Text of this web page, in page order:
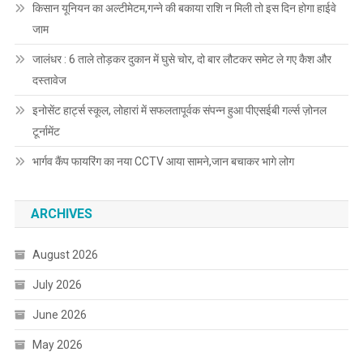
किसान यूनियन का अल्टीमेटम,गन्ने की बकाया राशि न मिली तो इस दिन होगा हाईवे
जाम
जालंधर : 6 ताले तोड़कर दुकान में घुसे चोर, दो बार लौटकर समेट ले गए कैश और
दस्तावेज
इनोसेंट हार्ट्स स्कूल, लोहारां में सफलतापूर्वक संपन्न हुआ पीएसईबी गर्ल्स ज़ोनल
टूर्नामेंट
भार्गव कैंप फायरिंग का नया CCTV आया सामने,जान बचाकर भागे लोग
ARCHIVES
August 2026
July 2026
June 2026
May 2026